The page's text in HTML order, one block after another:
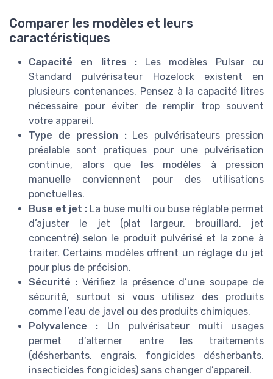
Comparer les modèles et leurs
caractéristiques
Capacité en litres :Les modèles Pulsar ou
Standard pulvérisateur Hozelock existent en
plusieurs contenances. Pensez à la capacité litres
nécessaire pour éviter de remplir trop souvent
votre appareil.
Type de pression :Les pulvérisateurs pression
préalable sont pratiques pour une pulvérisation
continue, alors que les modèles à pression
manuelle conviennent pour des utilisations
ponctuelles.
Buse et jet : La buse multi ou buse réglable permet
d’ajuster le jet (plat largeur, brouillard, jet
concentré) selon le produit pulvérisé et la zone à
traiter. Certains modèles offrent un réglage du jet
pour plus de précision.
Sécurité : Vérifiez la présence d’une soupape de
sécurité, surtout si vous utilisez des produits
comme l’eau de javel ou des produits chimiques.
Polyvalence : Un pulvérisateur multi usages
permet d’alterner entre les traitements
(désherbants, engrais, fongicides désherbants,
insecticides fongicides) sans changer d’appareil.